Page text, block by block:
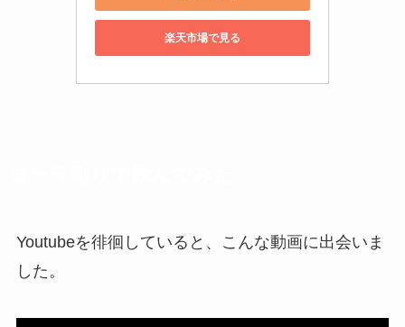
楽天市場で見る
Youtubeを徘徊していると、こんな動画に出会いま
した。